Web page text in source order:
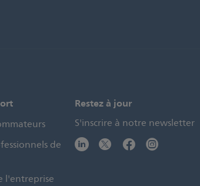
de
l'entreprise
Restez à jour
S'inscrire à notre newsletter